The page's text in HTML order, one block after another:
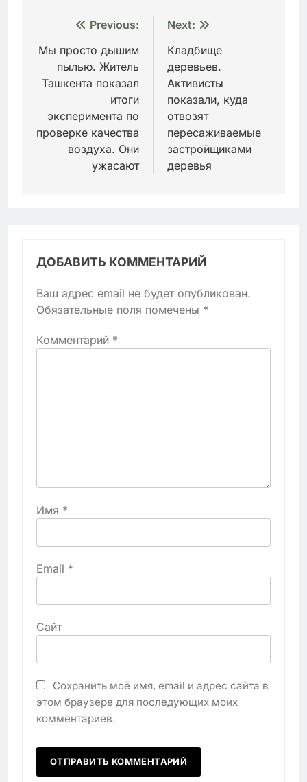
Навигация
по
записям
Previous:
Мы просто дышим
пылью. Житель
Ташкента показал
итоги
эксперимента по
проверке качества
воздуха. Они
ужасают
Next:
Кладбище
деревьев.
Активисты
показали, куда
отвозят
пересаживаемые
застройщиками
деревья
ДОБАВИТЬ КОММЕНТАРИЙ
Ваш адрес email не будет опубликован.
Обязательные поля помечены *
Комментарий *
Имя *
Email *
Сайт
Сохранить моё имя, email и адрес сайта в
этом браузере для последующих моих
комментариев.